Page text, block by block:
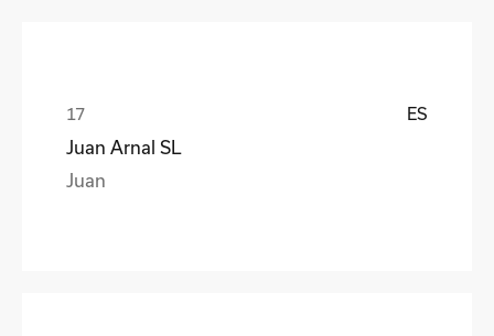
ES
Juan Arnal SL
Juan